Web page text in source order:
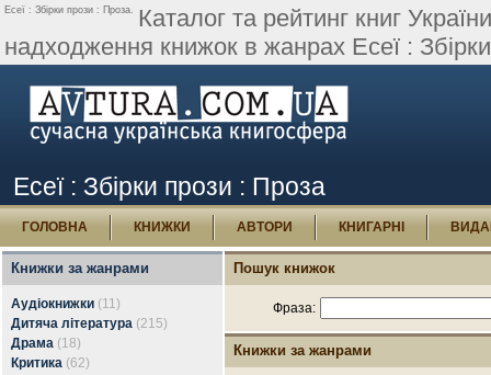
Есеї : Збірки прози : Проза. Каталог та рейтинг книг
надходження книжок в жанрах Есеї :
Есеї : Збірки прози : Проза
ГОЛОВНА КНИЖКИ АВТОРИ КНИГАРНІ
Книжки за жанрами
Аудіокнижки (11)
Дитяча література (215)
Драма (18)
Критика (62)
Пошук книжок
Фраза:
Книжки за жанрами